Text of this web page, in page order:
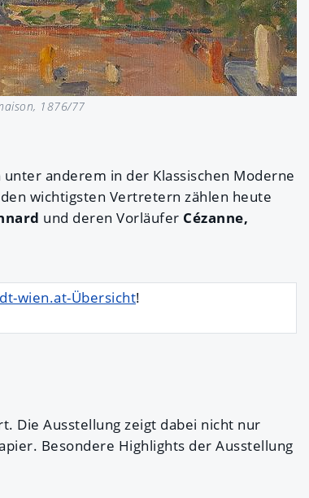
1876/77
anderem in der Klassischen Moderne
wichtigsten Vertretern zählen heute
und deren Vorläufer Cézanne,
wien.at-Übersicht!
Die Ausstellung zeigt dabei nicht nur
Besondere Highlights der Ausstellung